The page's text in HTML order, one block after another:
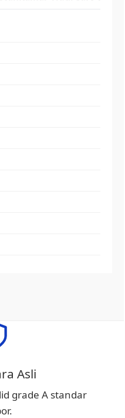
Asli
grade A standar